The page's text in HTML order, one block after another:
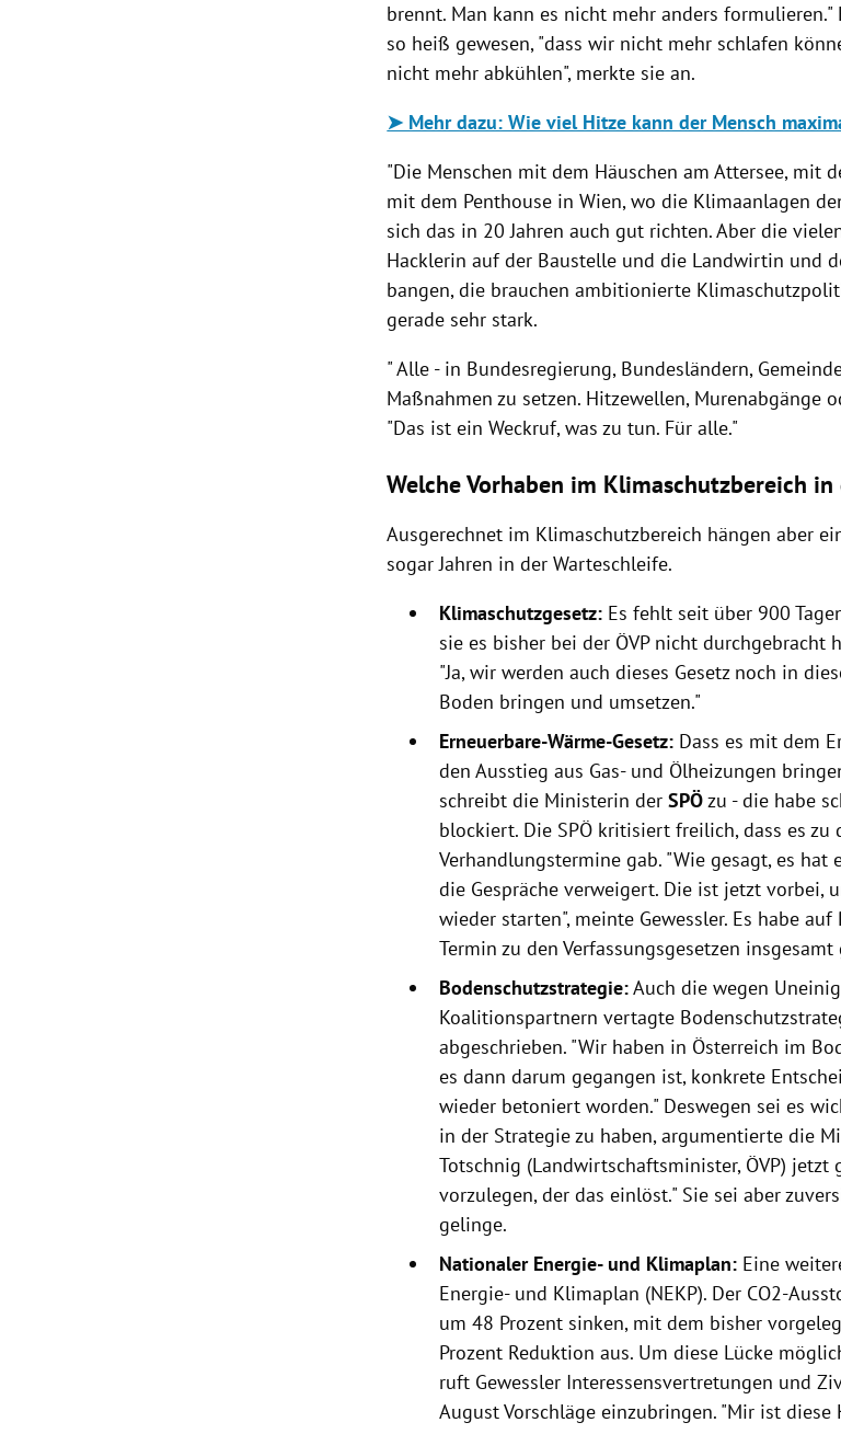
brennt. Man kann es nicht mehr anders
so heiß gewesen, "dass wir nicht mehr schlafen
nicht mehr abkühlen", merkte sie an.
➤ Mehr dazu: Wie viel Hitze kann der Mensch
"Die Menschen mit dem Häuschen am Attersee, mit
mit dem Penthouse in Wien, wo die Klimaanlagen
sich das in 20 Jahren auch gut richten. Aber die
Hacklerin auf der Baustelle und die Landwirtin und
bangen, die brauchen ambitionierte
gerade sehr stark.
" Alle - in Bundesregierung, Bundesländern,
Maßnahmen zu setzen. Hitzewellen, Murenabgänge
"Das ist ein Weckruf, was zu tun. Für alle."
Welche Vorhaben im Klimaschutzbereich
Ausgerechnet im Klimaschutzbereich hängen aber
sogar Jahren in der Warteschleife.
Klimaschutzgesetz: Es fehlt seit über 900
sie es bisher bei der ÖVP nicht durchgebracht
"Ja, wir werden auch dieses Gesetz noch in
Boden bringen und umsetzen."
Erneuerbare-Wärme-Gesetz: Dass es mit dem
den Ausstieg aus Gas- und Ölheizungen
schreibt die Ministerin derSPÖzu - die habe
blockiert. Die SPÖ kritisiert freilich, dass es zu
Verhandlungstermine gab. "Wie gesagt, es hat
die Gespräche verweigert. Die ist jetzt vorbei,
wieder starten", meinte Gewessler. Es habe
Termin zu den Verfassungsgesetzen insgesamt
Bodenschutzstrategie:Auch die wegen
Koalitionspartnern vertagte
abgeschrieben. "Wir haben in Österreich im
es dann darum gegangen ist, konkrete
wieder betoniert worden." Deswegen sei es
in der Strategie zu haben, argumentierte die
Totschnig (Landwirtschaftsminister, ÖVP) jetzt
vorzulegen, der das einlöst." Sie sei aber
gelinge.
Nationaler Energie- und Klimaplan: Eine
Energie- und Klimaplan (NEKP). Der CO2-
um 48 Prozent sinken, mit dem bisher
Prozent Reduktion aus. Um diese Lücke
ruft Gewessler Interessensvertretungen und
August Vorschläge einzubringen. "Mir ist